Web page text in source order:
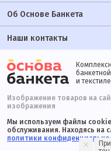
Об Основе Банкета
Наши контакты
и
Изображение товаров на
изображения
Мы используем файлы
обслуживания. Находясь на
политики